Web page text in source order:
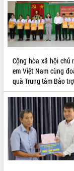
Bí thư Tỉnh ủy Lương
Triết thăm, tặng quà
cách mạng
Rà soát, hoàn thiện hệ
văn hóa, thể thao đáp
phát triển mới
Thường trực HĐND tỉnh
mặt Đoàn chuyên gia y
Minh
Lễ truy điệu và an táng
tại Nghĩa trang Liệt sĩ xã
Bàn giải pháp tháo gỡ
xuất khẩu sầu riêng và
ALBUM ẢNH
Cộng hòa xã hội chủ
em Việt Nam cùng
quà Trung tâm Bảo